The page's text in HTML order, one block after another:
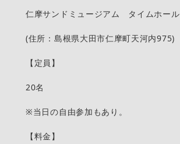
仁摩サンドミュージアム タイムホール
(住所：島根県大田市仁摩町天河内975)
【定員】
20名
※当日の自由参加もあり。
【料金】